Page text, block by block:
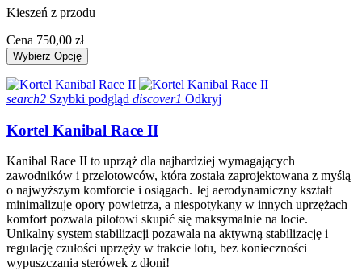
Kieszeń z przodu
Cena 750,00 zł
Wybierz Opcję
search2 Szybki podgląd discover1 Odkryj
Kortel Kanibal Race II
Kanibal Race II to uprząż dla najbardziej wymagających
zawodników i przelotowców, która została zaprojektowana z myślą
o najwyższym komforcie i osiągach. Jej aerodynamiczny kształt
minimalizuje opory powietrza, a niespotykany w innych uprzężach
komfort pozwala pilotowi skupić się maksymalnie na locie.
Unikalny system stabilizacji pozawala na aktywną stabilizację i
regulację czułości uprzęży w trakcie lotu, bez konieczności
wypuszczania sterówek z dłoni!